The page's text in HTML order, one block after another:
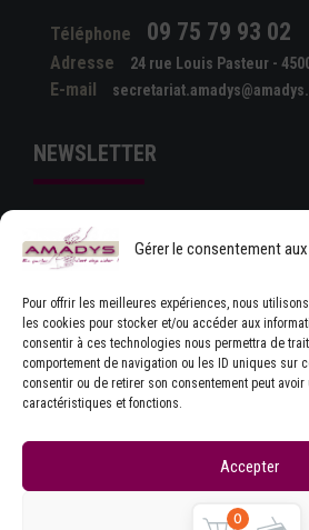
Gérer le consentement
Pour offrir les meilleures expériences, nous
les cookies pour stocker et/ou accéder aux
consentir à ces technologies nous permettra de
comportement de navigation ou les ID uniques sur
consentir ou de retirer son consentement peut
caractéristiques et fonctions.
Accepter
Refuser
Téléphone 09 75 79 93 02
Adresse 24 rue Louis Pasteur -
E-mail
NEWSLETTER
J'ACCEPTE LES CONDITIONS
D'UTILISATION
0